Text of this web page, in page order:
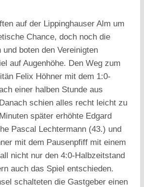
auf der Lippinghauser Alm um
Chance, doch noch die
boten den Vereinigten
auf Augenhöhe. Den Weg zum
Felix Höhner mit dem 1:0-
einer halben Stunde aus
schien alles recht leicht zu
später erhöhte Edgard
Pascal Lechtermann (43.) und
mit dem Pausenpfiff mit einem
nicht nur den 4:0-Halbzeitstand
auch das Spiel entschieden.
schalteten die Gastgeber einen